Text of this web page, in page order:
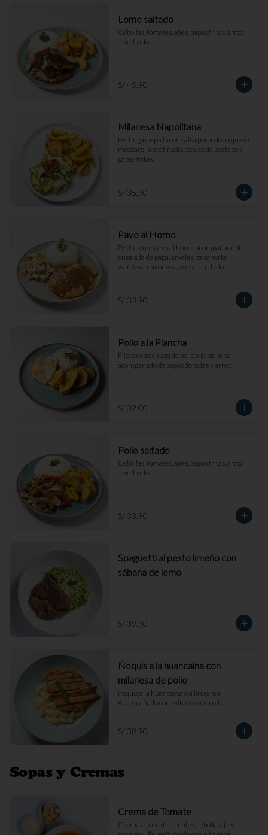
Lomo saltado
Cebollas, tomates, ajíes, papas fritas, arroz
con choclo.
S/ 45.90
Milanesa Napolitana
Pechuga de pollo con salsa pomodoro, queso
mozzarella gratinado, toques de pesto con
papas fritas.
S/ 35.90
Pavo al Horno
Pechuga de pavo al horno acompañado de
ensalada de papa, arvejas, zanahoria,
vainitas, mayonesa, arroz con cholo.
S/ 33.90
Pollo a la Plancha
Filete de pechuga de pollo a la plancha,
acompañado de papas doradas y arroz.
S/ 32.00
Pollo saltado
Cebollas, tomates, ajíes, papas fritas, arroz
con choclo.
S/ 33.90
Spaguetti al pesto limeño con
sábana de lomo
S/ 39.90
Ñoquis a la huancaína con
milanesa de pollo
ñoquis a la huancaína o a la crema
Acompañado con milanesa de pollo.
S/ 38.90
Sopas y Cremas
Crema de Tomate
Crema a base de tomates, cebolla, ajo y